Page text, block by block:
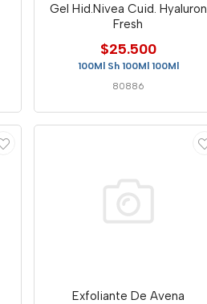
Gel Hid.Nivea Cuid. Hyaluron
Fresh
$25.500
100Ml Sh 100Ml 100Ml
80886
Exfoliante De Avena